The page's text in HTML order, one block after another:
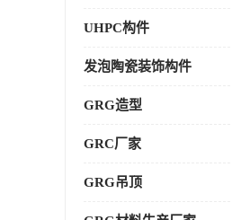
UHPC构件
发泡陶瓷装饰构件
GRG造型
GRC厂家
GRG吊顶